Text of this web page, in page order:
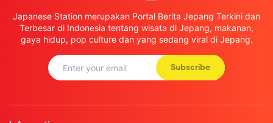
Japanese Station merupakan Portal Berita Jepang Terkini dan
Terbesar di Indonesia tentang wisata di Jepang, makanan,
gaya hidup, pop culture dan yang sedang viral di Jepang.
Subscribe